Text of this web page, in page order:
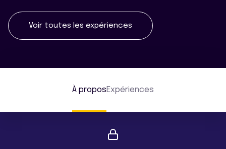
Voir toutes les expériences
À proposExpériences